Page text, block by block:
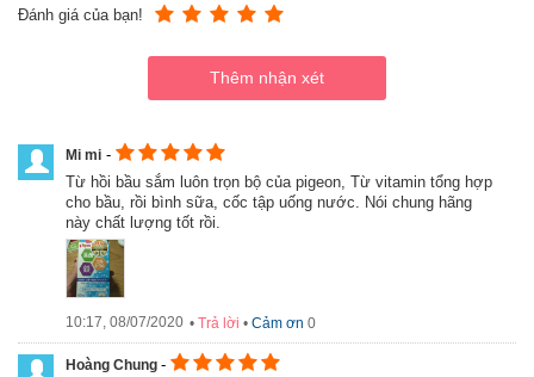
Vitamin tổng hợp cho bà bầu Pigeon hỗ trợ mẹ có một thai kì
Hướng dẫn sử dụng Vitamin tổng hợp cho bà bầu
Pigeon
- Ngày chia 2 lần, mỗi lần 1 viên, sau ăn
Hướng dẫn đặt hàng Vitamin tổng hợp cho bà bầu
Pigeon hộp 60 viên chính hãng
1. Bạn có thể đặt mua online bằng cách ấn nút "mua hàng" dưới
đây trên website:
https://mekhoeconthongminh.com/
cam kết bán hàng chính hãng
Đánh giá của bạn!
Mi mi -
từ hồi bầu sắm luôn trọn bộ của pigeon, Từ vitamin tổng hợp
cho bầu, rồi bình sữa, cốc tập uống nước. Nói chung hãng
này chất lượng tốt rồi.
10:17, 08/07/2020 • Trả lời • Cảm ơn 0
Hoàng Chung -